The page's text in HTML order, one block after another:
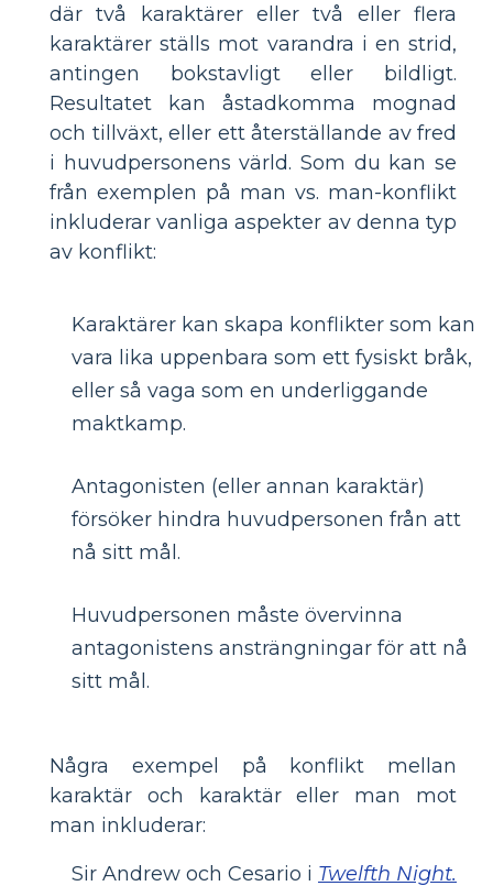
där två karaktärer eller två eller flera
karaktärer ställs mot varandra i en strid,
antingen bokstavligt eller bildligt.
Resultatet kan åstadkomma mognad
och tillväxt, eller ett återställande av fred
i huvudpersonens värld. Som du kan se
från exemplen på man vs. man-konflikt
inkluderar vanliga aspekter av denna typ
av konflikt:
Karaktärer kan skapa konflikter som kan
vara lika uppenbara som ett fysiskt bråk,
eller så vaga som en underliggande
maktkamp.
Antagonisten (eller annan karaktär)
försöker hindra huvudpersonen från att
nå sitt mål.
Huvudpersonen måste övervinna
antagonistens ansträngningar för att nå
sitt mål.
Några exempel på konflikt mellan
karaktär och karaktär eller man mot
man inkluderar:
Sir Andrew och Cesario i Twelfth Night.